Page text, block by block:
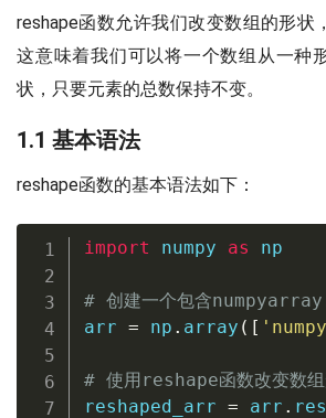
reshape函数允许我们改变数组的形状
这意味着我们可以将一个数组从一种
状，只要元素的总数保持不变。
1.1 基本语法
reshape函数的基本语法如下：
import numpy as np
# 创建一个包含
arr = np . array ( [
# 使用reshape函数改变数组
reshaped_arr = arr .